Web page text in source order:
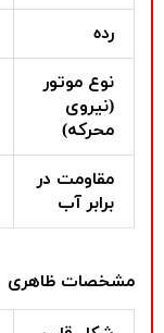
رده
نوع موتور
(نیروی
محرکه)
مقاومت در
برابر آب
مشخصات ظاهری